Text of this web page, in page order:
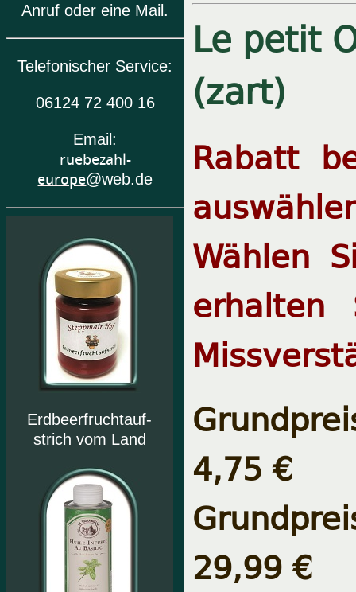
Anruf oder eine Mail.
Telefonischer Service:
06124 72 400 16
Email:
ruebezahl-
europe@web.de
Erdbeerfruchtauf-
strich vom Land
Le petit
(zart)
Rabatt
Wählen
erhalten
4,75 €
29,99 €